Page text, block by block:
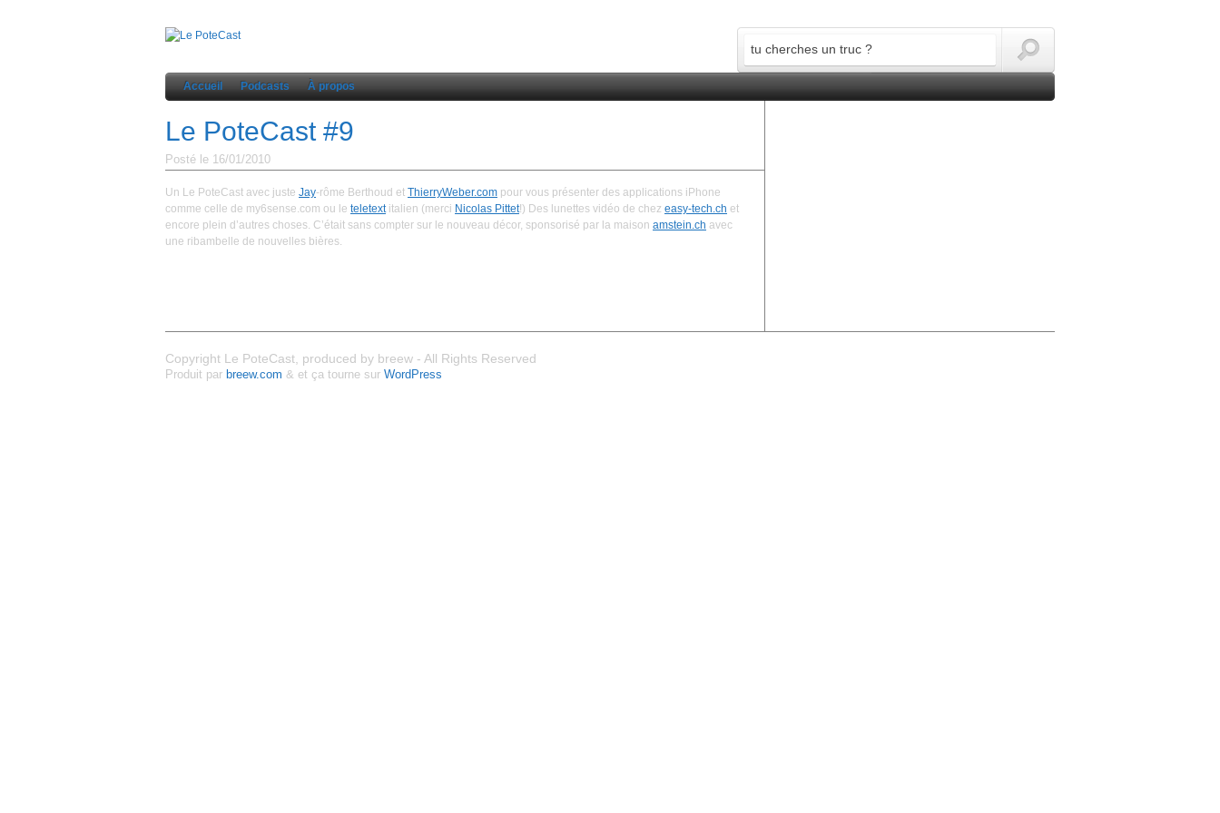
Accueil Podcasts À propos
Le PoteCast #9
Posté le 16/01/2010
Un Le PoteCast avec juste Jay-rôme Berthoud et ThierryWeber.com pour vous présenter des applications iPhone
comme celle de my6sense.com ou le teletextitalien (merci Nicolas Pittet!) Des lunettes vidéo de chez easy-tech.ch et
encore plein d’autres choses. C’était sans compter sur le nouveau décor, sponsorisé par la maison amstein.ch avec
une ribambelle de nouvelles bières.
Copyright Le PoteCast, produced by breew - All Rights Reserved
Produit par breew.com & et ça tourne sur WordPress